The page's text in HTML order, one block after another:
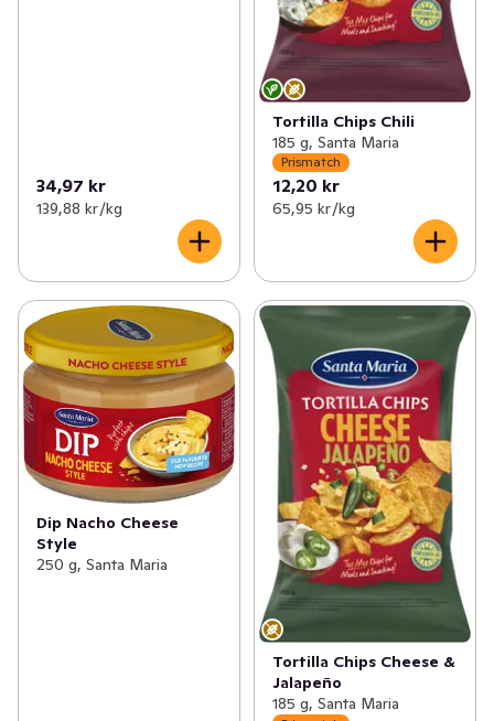
34,97 kr
139,88 kr /kg
Tortilla Chips Chili
185 g, Santa Maria
Prismatch
12,20 kr
65,95 kr /kg
Dip Nacho Cheese
Style
250 g, Santa Maria
Tortilla Chips Cheese &
Jalapeño
185 g, Santa Maria